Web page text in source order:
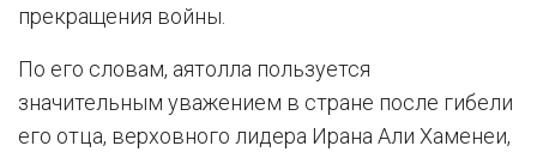
прекращения войны.
По его словам, аятолла пользуется
значительным уважением в стране после гибели
его отца, верховного лидера Ирана Али Хаменеи,